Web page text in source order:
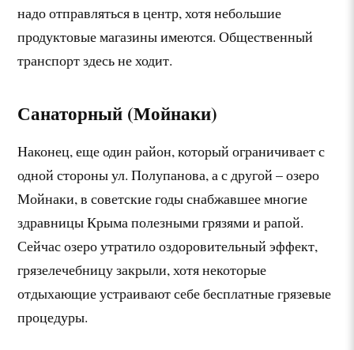
надо отправляться в центр, хотя небольшие
продуктовые магазины имеются. Общественный
транспорт здесь не ходит.
Санаторный (Мойнаки)
Наконец, еще один район, который ограничивает с
одной стороны ул. Полупанова, а с другой – озеро
Мойнаки, в советские годы снабжавшее многие
здравницы Крыма полезными грязями и рапой.
Сейчас озеро утратило оздоровительный эффект,
грязелечебницу закрыли, хотя некоторые
отдыхающие устраивают себе бесплатные грязевые
процедуры.